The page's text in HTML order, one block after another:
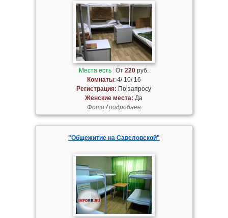
Места есть От220 руб.
Комнаты: 4/ 10/ 16
Регистрация: По запросу
Женские места: Да
Фото/подробнее
"Общежитие на Савеловской"